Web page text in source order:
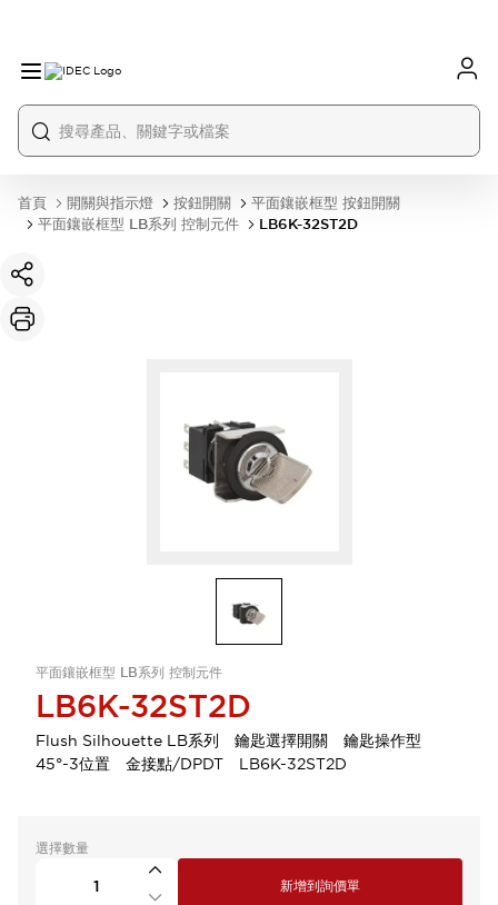
首頁 開關與指示燈 按鈕開關
平面鑲嵌框型 按鈕開關
平面鑲嵌框型 LB系列 控制元件
LB6K-32ST2D
平面鑲嵌框型 LB系列 控制元件
LB6K-32ST2D
Flush Silhouette LB系列 鑰匙選擇開關 鑰匙操作型
45°-3位置 金接點/DPDT LB6K-32ST2D
選擇數量
新增到詢價單